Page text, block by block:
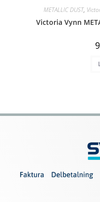
METALLIC DUST,
Victoria Vynn